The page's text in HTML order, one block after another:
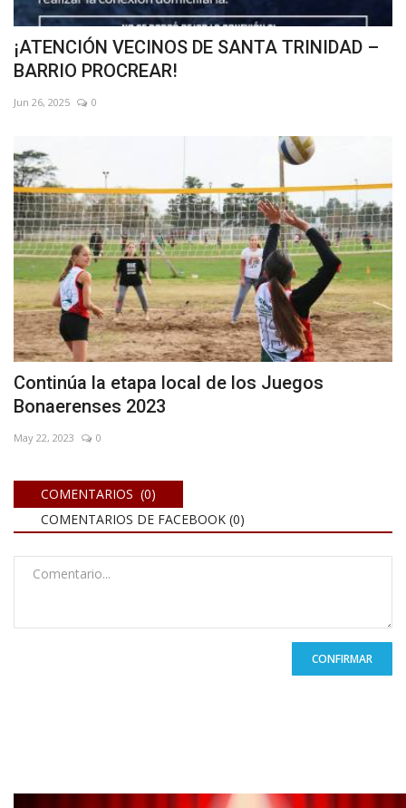
¡ATENCIÓN VECINOS DE SANTA TRINIDAD –
BARRIO PROCREAR!
Jun 26, 2025 0
Continúa la etapa local de los Juegos
Bonaerenses 2023
May 22, 2023 0
COMENTARIOS (0)
COMENTARIOS DE FACEBOOK (0)
CONFIRMAR